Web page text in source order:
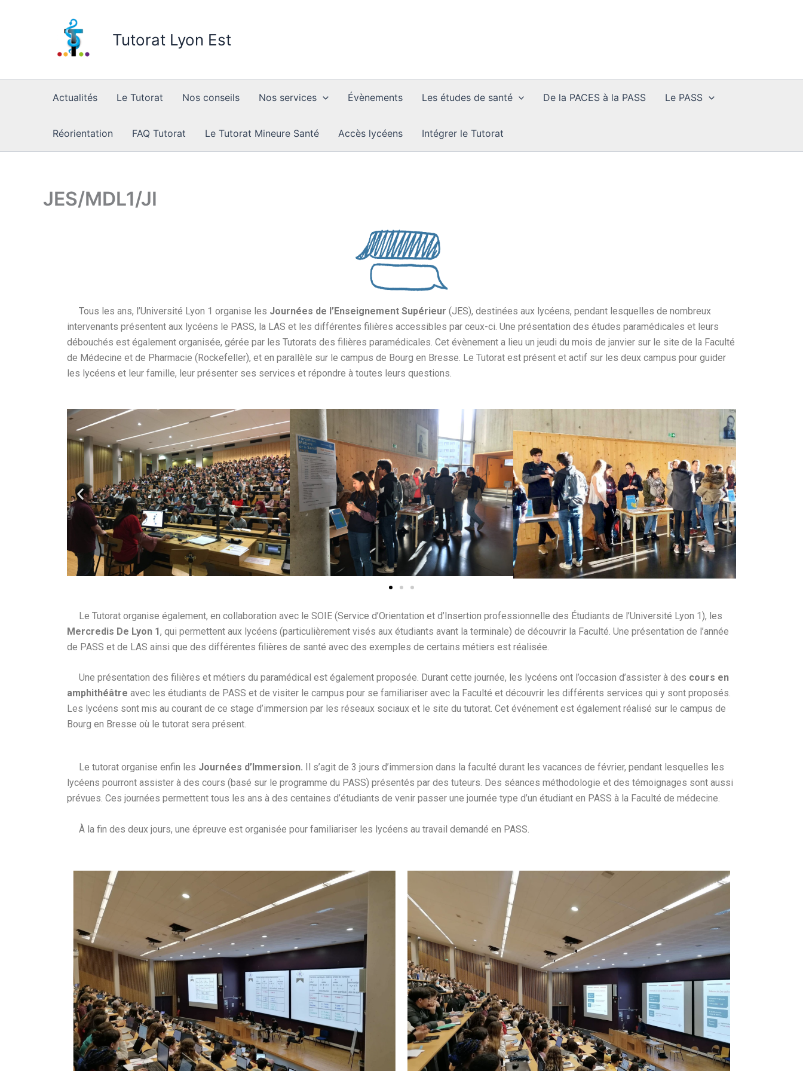
Tutorat Lyon Est
Actualités Le Tutorat Nos conseils Nos services Évènements Les études de santé De la PACES à la PASS Le PASS
Réorientation FAQ Tutorat Le Tutorat Mineure Santé Accès lycéens Intégrer le Tutorat
JES/MDL1/JI
Tous les ans, l’Université Lyon 1 organise les Journées de l’Enseignement Supérieur (JES), destinées aux lycéens, pendant lesquelles de nombreux
intervenants présentent aux lycéens le PASS, la LAS et les différentes filières accessibles par ceux-ci. Une présentation des études paramédicales et leurs
débouchés est également organisée, gérée par les Tutorats des filières paramédicales. Cet évènement a lieu un jeudi du mois de janvier sur le site de la Faculté
de Médecine et de Pharmacie (Rockefeller), et en parallèle sur le campus de Bourg en Bresse. Le Tutorat est présent et actif sur les deux campus pour guider
les lycéens et leur famille, leur présenter ses services et répondre à toutes leurs questions.
Le Tutorat organise également, en collaboration avec le SOIE (Service d’Orientation et d’Insertion professionnelle des Étudiants de l’Université Lyon 1), les
Mercredis De Lyon 1, qui permettent aux lycéens (particulièrement visés aux étudiants avant la terminale) de découvrir la Faculté. Une présentation de l’année
de PASS et de LAS ainsi que des différentes filières de santé avec des exemples de certains métiers est réalisée.
Une présentation des filières et métiers du paramédical est également proposée. Durant cette journée, les lycéens ont l’occasion d’assister à des cours en
amphithéâtre avec les étudiants de PASS et de visiter le campus pour se familiariser avec la Faculté et découvrir les différents services qui y sont proposés.
Les lycéens sont mis au courant de ce stage d’immersion par les réseaux sociaux et le site du tutorat. Cet événement est également réalisé sur le campus de
Bourg en Bresse où le tutorat sera présent.
Le tutorat organise enfin les Journées d’Immersion. Il s’agit de 3 jours d’immersion dans la faculté durant les vacances de février, pendant lesquelles les
lycéens pourront assister à des cours (basé sur le programme du PASS) présentés par des tuteurs. Des séances méthodologie et des témoignages sont aussi
prévues. Ces journées permettent tous les ans à des centaines d’étudiants de venir passer une journée type d’un étudiant en PASS à la Faculté de médecine.
À la fin des deux jours, une épreuve est organisée pour familiariser les lycéens au travail demandé en PASS.